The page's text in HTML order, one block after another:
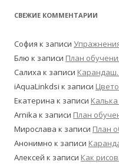
СВЕЖИЕ КОММЕНТАРИИ
София к записи
Блю к записи План
Салиха к записи Карандаш.
iAquaLinkdsi к записи
Екатерина к записи
Arnika к записи План
Мирослава к записи План
Анонимно к записи
Алексей к записи Как